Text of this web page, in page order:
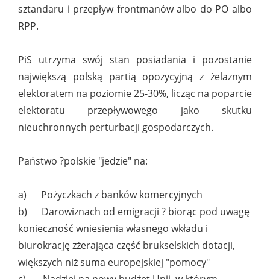
sztandaru i przepływ frontmanów albo do PO albo
RPP.
PiS utrzyma swój stan posiadania i pozostanie
największą polską partią opozycyjną z żelaznym
elektoratem na poziomie 25-30%, licząc na poparcie
elektoratu przepływowego jako skutku
nieuchronnych perturbacji gospodarczych.
Państwo ?polskie "jedzie" na:
a) Pożyczkach z banków komercyjnych
b) Darowiznach od emigracji ? biorąc pod uwagę
konieczność wniesienia własnego wkładu i
biurokrację zżerająca część brukselskich dotacji,
większych niż suma europejskiej "pomocy"